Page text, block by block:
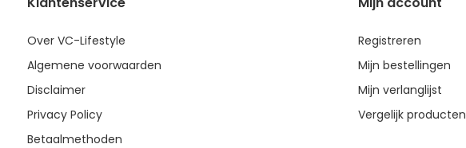
Over VC-Lifestyle
Algemene voorwaarden
Disclaimer
Privacy Policy
Betaalmethoden
Registreren
Mijn bestellingen
Mijn verlanglijst
Vergelijk producten